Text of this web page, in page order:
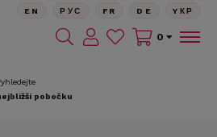
pobočku
EN РУС FR DE YКР
0